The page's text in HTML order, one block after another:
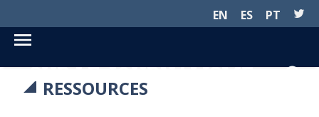
EN ES PT
SUR LE JOURNALISME...
RESSOURCES